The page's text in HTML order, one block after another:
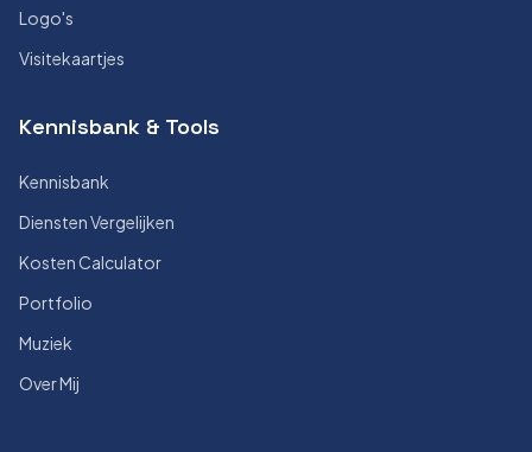
Logo's
Visitekaartjes
Kennisbank & Tools
Kennisbank
Diensten Vergelijken
Kosten Calculator
Portfolio
Muziek
Over Mij